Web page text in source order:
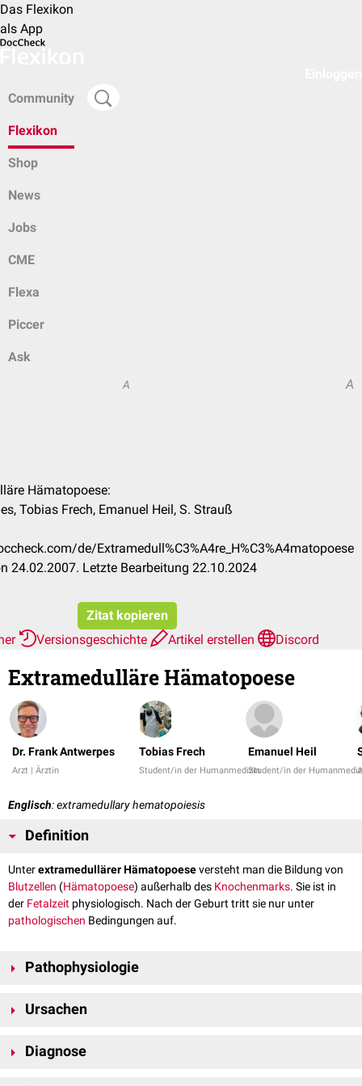
Das Flexikon
als App
Community
Flexikon
Shop
News
Jobs
CME
Flexa
Piccer
Ask
A A
Hämatopoese:
Tobias Frech, Emanuel Heil, S. Strauß
de/Extramedull%C3%A4re_H%C3%A4matopoese
24.02.2007. Letzte Bearbeitung 22.10.2024
Zitat kopieren
Versionsgeschichte Artikel erstellen Discord
Extramedulläre Hämatopoese
Dr. Frank Antwerpes
Arzt | Ärztin
Tobias Frech
Student/in der Humanmedizin
Emanuel Heil
Student/in der
Englisch: extramedullary hematopoiesis
Definition
Unterextramedullärer Hämatopoeseversteht man die Bildung von
Blutzellen (Hämatopoese) außerhalb des Knochenmarks. Sie ist in
der Fetalzeit physiologisch. Nach der Geburt tritt sie nur unter
pathologischen Bedingungen auf.
Pathophysiologie
des menschlichen Körpers abspielen, unter anderem in der
myeloproliferative Erkrankung oder eine direkte Schädigung des
blutbildenden Knochenmarks (s.u.). Es handelt sich um eine
Ursachen
Osteomyelofibrose
Diagnose